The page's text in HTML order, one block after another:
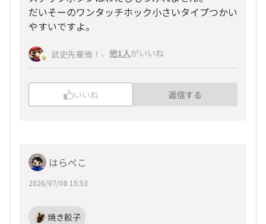
だいそーのワンタッチホック小さいタイプつかい
やすいですよ。
武史先輩俺！ 、 他1人がいいね
いいね 返信する
はらぺこ
2026/07/08 15:53
焼き餃子